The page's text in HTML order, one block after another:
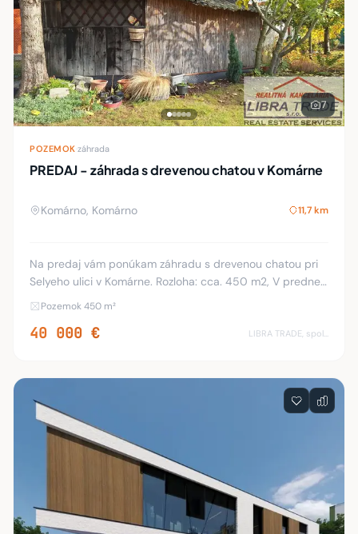
7
POZEMOK záhrada
PREDAJ - záhrada s drevenou chatou v Komárne
Komárno, Komárno 11,7 km
Na predaj vám ponúkam záhradu s drevenou chatou pri
Selyeho ulici v Komárne. Rozloha: cca. 450 m2, V prednej
Pozemok 450 m²
40 000 €